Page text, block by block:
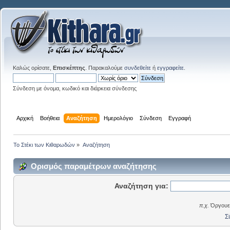
Καλώς ορίσατε, Επισκέπτης . Παρακαλούμε συνδεθείτε ή εγγραφείτε
Σύνδεση με όνομα, κωδικό και διάρκεια σύνδεσης
Αρχική Βοήθεια Αναζήτηση Ημερολόγιο Σύνδεση Εγγραφή
Το Στέκι των Κιθαρωδών » Αναζήτηση
Ορισμός παραμέτρων αναζήτησης
Αναζήτηση για:
π.χ.